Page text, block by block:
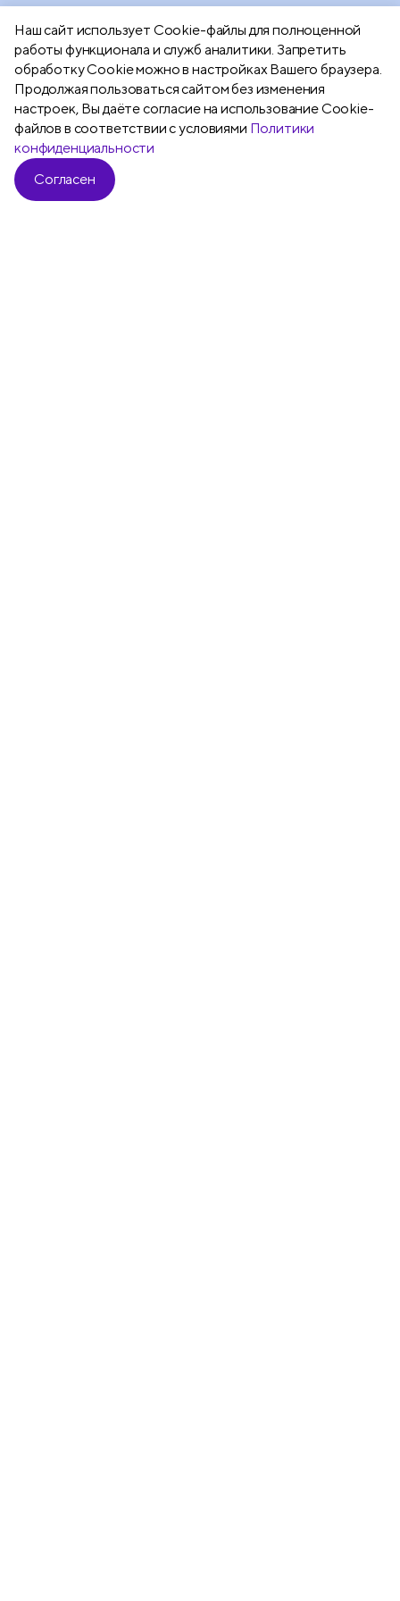
Наш сайт использует Сookie-файлы для полноценной
работы функционала и служб аналитики. Запретить
обработку Cookie можно в настройках Вашего браузера.
Продолжая пользоваться сайтом без изменения
настроек, Вы даёте согласие на использование Cookie-
файлов в соответствии с условиями Политики
конфиденциальности
Согласен